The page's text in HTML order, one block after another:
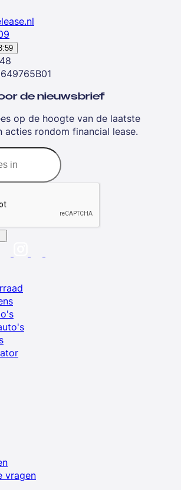
de nieuwsbrief
op de hoogte van de laatste
acties rondom financial lease.
vragen